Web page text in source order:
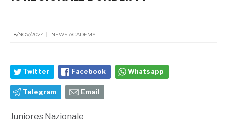
18/NOV/2024 | NEWS ACADEMY
Twitter Facebook Whatsapp
Telegram Email
Juniores Nazionale